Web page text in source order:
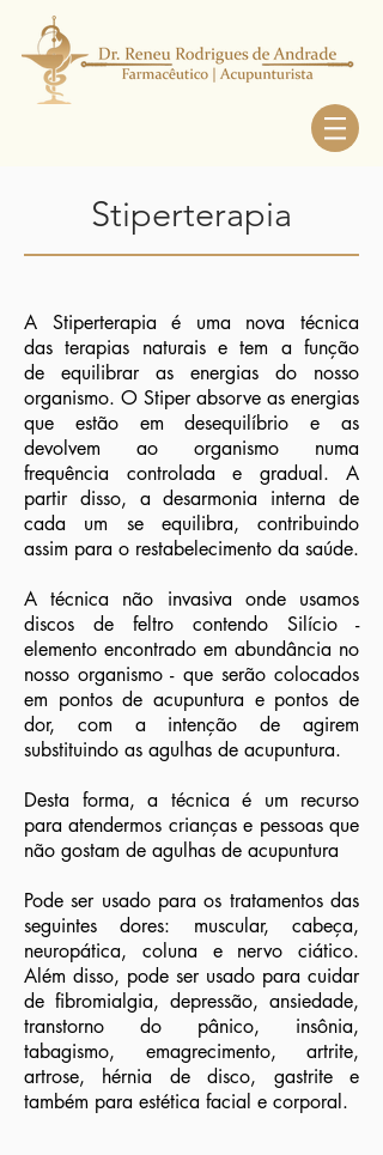
Stiperterapia
A Stiperterapia é uma nova técnica
das terapias naturais e tem a função
de equilibrar as energias do nosso
organismo. O Stiper absorve as energias
que estão em desequilíbrio e as
devolvem ao organismo numa
frequência controlada e gradual. A
partir disso, a desarmonia interna de
cada um se equilibra, contribuindo
assim para o restabelecimento da saúde.
A técnica não invasiva onde usamos
discos de feltro contendo Silício -
elemento encontrado em abundância no
nosso organismo - que serão colocados
em pontos de acupuntura e pontos de
dor, com a intenção de agirem
substituindo as agulhas de acupuntura.
Desta forma, a técnica é um recurso
para atendermos crianças e pessoas que
não gostam de agulhas de acupuntura
Pode ser usado para os tratamentos das
seguintes dores: muscular, cabeça,
neuropática, coluna e nervo ciático.
Além disso, pode ser usado para cuidar
de fibromialgia, depressão, ansiedade,
transtorno do pânico, insônia,
tabagismo, emagrecimento, artrite,
artrose, hérnia de disco, gastrite e
também para estética facial e corporal.